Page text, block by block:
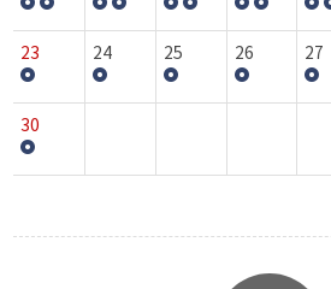
23 24 25 26 27
30